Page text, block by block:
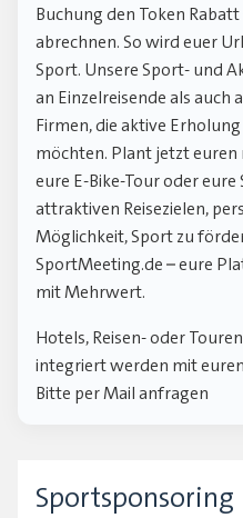
Buchung den Token
abrechnen. So wird euer
Sport. Unsere Sport- und
an Einzelreisende als auch
Firmen, die aktive
möchten. Plant jetzt
eure E-Bike-Tour oder
attraktiven Reisezielen,
Möglichkeit, Sport zu
SportMeeting.de – eure
mit Mehrwert.
Hotels, Reisen- oder
integriert werden mit
Bitte per Mail anfragen
Sportsponsoring